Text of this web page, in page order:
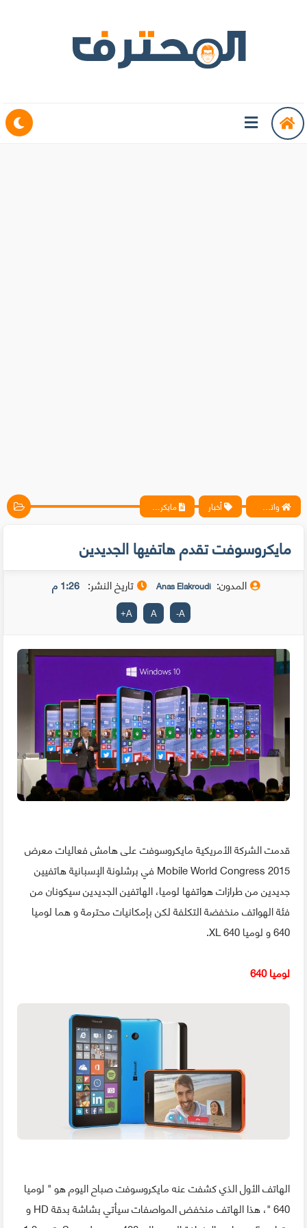
واتس آب ، فيسبوك ، أنترنت ، شروحات تقنية حصرية - المحترف أخبار مايكروسوفت تقدم هاتفيها الجديدين
مايكروسوفت تقدم هاتفيها الجديدين
المدون: Anas Elakroudi تاريخ النشر: 1:26 م
A
-
A
A
+
قدمت الشركة الأمريكية مايكروسوفت على هامش فعاليات معرض
Mobile World Congress 2015 في برشلونة الإسبانية هاتفيين
جديدين من طرازات هواتفها لوميا، الهاتفين الجديدين سيكونان من
فئة الهواتف منخفضة التكلفة لكن بإمكانيات محترمة و هما لوميا
640 و لوميا 640 XL.
لوميا 640
الهاتف الأول الذي كشفت عنه مايكروسوفت صباح اليوم هو " لوميا
640 "، هذا الهاتف منخفض المواصفات سيأتي بشاشة بدقة HD و